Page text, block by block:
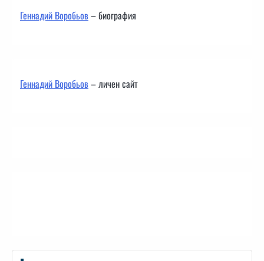
Геннадий Воробьов– биография
Геннадий Воробьов– личен сайт